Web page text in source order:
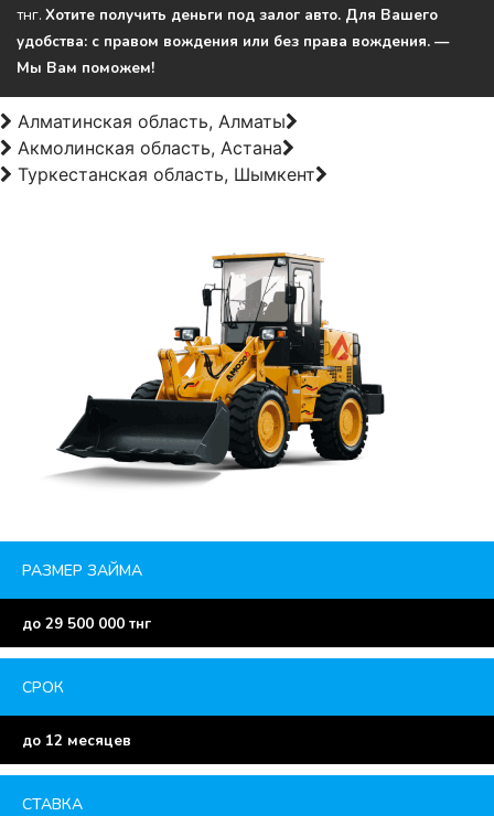
тнг. Хотите получить деньги под залог авто. Для Вашего
удобства: с правом вождения или без права вождения. —
Мы Вам поможем!
Алматинская область, Алматы
Акмолинская область, Астана
Туркестанская область, Шымкент
РАЗМЕР ЗАЙМА
до 29 500 000 тнг
СРОК
до 12 месяцев
СТАВКА